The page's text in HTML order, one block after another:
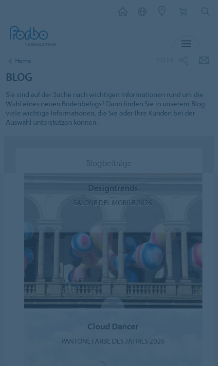
Home
BLOG
Sie sind auf der Suche nach wichtigen Informationen rund um die
Wahl eines neuen Bodenbelags? Dann finden Sie in unserem Blog
viele wichtige Informationen, die Sie oder Ihre Kunden bei der
Auswahl unterstützen können.
Blogbeiträge
Designtrends
SALONE DEL MOBILE 2026
Cloud Dancer
PANTONE FARBE DES JAHRES 2026